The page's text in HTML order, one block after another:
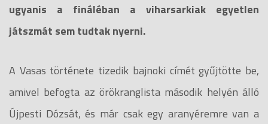
ugyanis a fináléban a viharsarkiak egyetlen
játszmát sem tudtak nyerni.
A Vasas története tizedik bajnoki címét gyűjtötte be,
amivel befogta az örökranglista második helyén álló
Újpesti Dózsát, és már csak egy aranyéremre van a